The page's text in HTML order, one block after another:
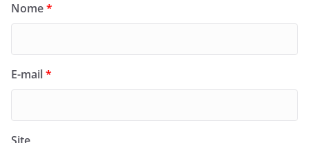
Nome*
E-mail*